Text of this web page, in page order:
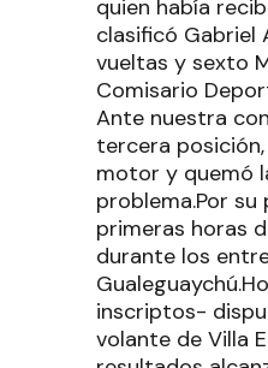
quien había
clasificó Gabriel
vueltas y sexto
Comisario
Ante nuestra
tercera
motor y quemó
problema.Por
primeras horas
durante los
inscriptos-
volante de Villa